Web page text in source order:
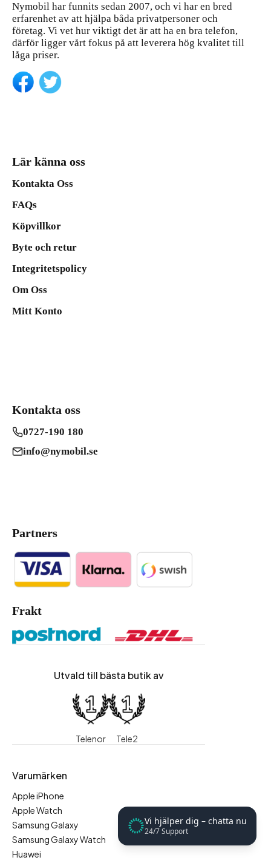
Nymobil har funnits sedan 2007, och vi har en bred
erfarenhet av att hjälpa båda privatpersoner och
företag. Vi vet hur viktigt det är att ha en bra telefon,
därför ligger vårt fokus på att leverera hög kvalitet till
låga priser.
Lär känna oss
Kontakta Oss
FAQs
Köpvillkor
Byte och retur
Integritetspolicy
Om Oss
Mitt Konto
Vi hjälper dig – chatta nu
24/7 Support
Kontakta oss
0727-190 180
info@nymobil.se
Partners
Frakt
Utvald till bästa butik av
Telenor Tele2
Varumärken
Apple iPhone
Apple Watch
Samsung Galaxy
Samsung Galaxy Watch
Huawei